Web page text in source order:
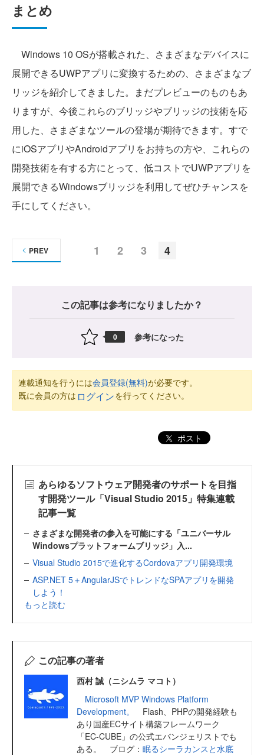
まとめ
Windows 10 OSが搭載された、さまざまなデバイスに
展開できるUWPアプリに変換するための、さまざまなブ
リッジを紹介してきました。まだプレビューのものもあ
りますが、今後これらのブリッジやブリッジの技術を応
用した、さまざまなツールの登場が期待できます。すで
にiOSアプリやAndroidアプリをお持ちの方や、これらの
開発技術を有する方にとって、低コストでUWPアプリを
展開できるWindowsブリッジを利用してぜひチャンスを
手にしてください。
1 2 3 4
PREV
この記事は参考になりましたか？
0 参考になった
連載通知を行うには会員登録(無料)が必要です。
既に会員の方は ログインを行ってください。
ポスト
あらゆるソフトウェア開発者のサポートを目指
す開発ツール「Visual Studio 2015」特集連載
記事一覧
さまざまな開発者の参入を可能にする「ユニバーサル
Windowsプラットフォームブリッジ」入...
Visual Studio 2015で進化するCordovaアプリ開発環境
ASP.NET 5＋AngularJSでトレンドなSPAアプリを開発
しよう！
もっと読む
この記事の著者
西村 誠（ニシムラ マコト）
Microsoft MVP Windows Platform
Development。
Flash、PHPの開発経験も
あり国産ECサイト構築フレームワーク
「EC-CUBE」の公式エバンジェリストでも
ある。 ブログ： 眠るシーラカンスと水底